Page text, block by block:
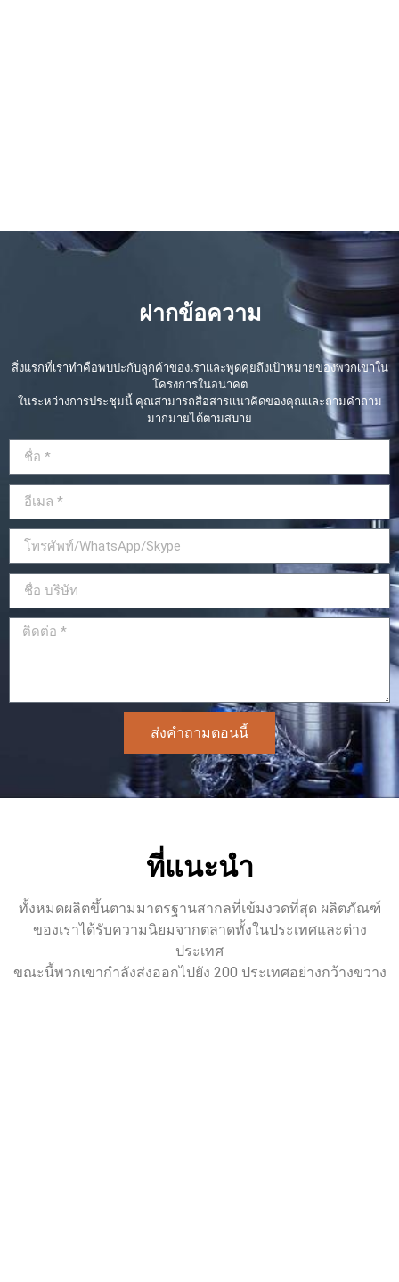
ฝากข้อความ
สิ่งแรกที่เราทำคือพบปะกับลูกค้าของเราและพูดคุยถึงเป้าหมายของพวกเขาใน
โครงการในอนาคต
ในระหว่างการประชุมนี้ คุณสามารถสื่อสารแนวคิดของคุณและถามคำถาม
มากมายได้ตามสบาย
ส่งคำถามตอนนี้
ที่แนะนำ
ทั้งหมดผลิตขึ้นตามมาตรฐานสากลที่เข้มงวดที่สุด ผลิตภัณฑ์
ของเราได้รับความนิยมจากตลาดทั้งในประเทศและต่าง
ประเทศ
ขณะนี้พวกเขากำลังส่งออกไปยัง 200 ประเทศอย่างกว้างขวาง